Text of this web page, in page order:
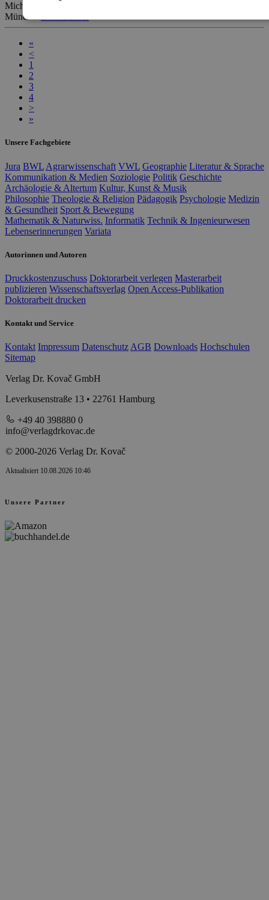
Michael-Hofkirche
München
«
<
1
2
3
4
>
»
Unsere Fachgebiete
Jura BWL Agrarwissenschaft VWL Geographie Literatur & Sprache
Kommunikation & Medien Soziologie Politik Geschichte
Archäologie & Altertum Kultur, Kunst & Musik
Philosophie Theologie & Religion Pädagogik Psychologie Medizin
& Gesundheit Sport & Bewegung
Mathematik & Naturwiss. Informatik Technik & Ingenieurwesen
Lebenserinnerungen Variata
Autorinnen und Autoren
Druckkostenzuschuss Doktorarbeit verlegen Masterarbeit
publizieren Wissenschaftsverlag Open Access-Publikation
Doktorarbeit drucken
Kontakt und Service
Kontakt Impressum Datenschutz AGB Downloads Hochschulen
Sitemap
Verlag Dr. Kovač GmbH
Leverkusenstraße 13 • 22761 Hamburg
+49 40 398880 0
info@verlagdrkovac.de
© 2000-2026 Verlag Dr. Kovač
Aktualisiert 10.08.2026 10:46
Unsere Partner